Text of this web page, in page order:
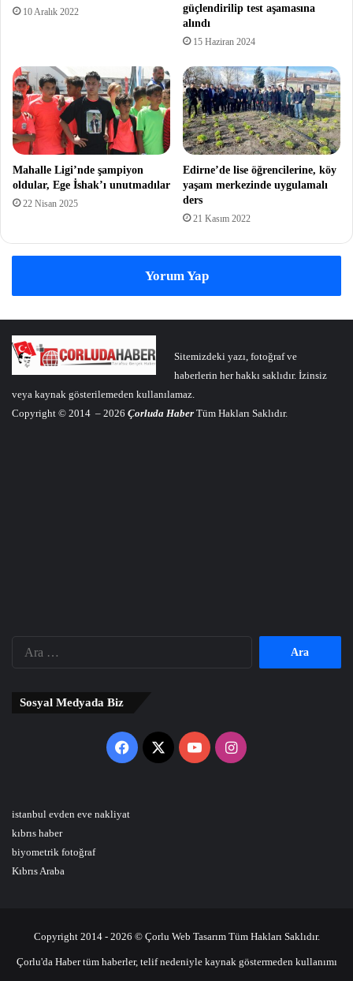
10 Aralık 2022
güçlendirilip test aşamasına
alındı
15 Haziran 2024
Mahalle Ligi’nde şampiyon
oldular, Ege İshak’ı unutmadılar
22 Nisan 2025
Edirne’de lise öğrencilerine, köy
yaşam merkezinde uygulamalı
ders
21 Kasım 2022
Yorum Yap
Sitemizdeki yazı, fotoğraf ve
haberlerin her hakkı saklıdır. İzinsiz
veya kaynak gösterilemeden kullanılamaz.
Copyright © 2014 – 2026 Çorluda Haber Tüm Hakları Saklıdır.
Sosyal Medyada Biz
Facebook
X YouTubeInstagram
istanbul evden eve nakliyat
kıbrıs haber
biyometrik fotoğraf
Kıbrıs Araba
Copyright 2014 - 2026 © Çorlu Web Tasarım Tüm Hakları Saklıdır.
Çorlu'da Haber tüm haberler, telif nedeniyle kaynak göstermeden kullanımı